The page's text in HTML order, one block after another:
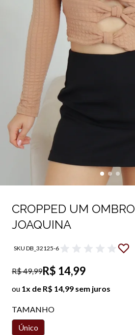
CROPPED UM
JOAQUINA
SKU DB_32125-6
R$ 49,99R$ 14,99
ou 1x de R$ 14,99 sem juros
TAMANHO
Único